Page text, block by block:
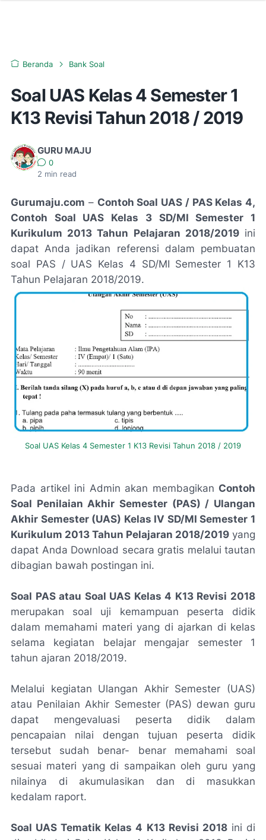
Beranda Bank Soal
Soal UAS Kelas 4 Semester 1
K13 Revisi Tahun 2018 / 2019
GURU MAJU
0
2 min read
Gurumaju.com – Contoh Soal UAS / PAS Kelas 4,
Contoh Soal UAS Kelas 3 SD/MI Semester 1
Kurikulum 2013 Tahun Pelajaran 2018/2019ini
dapat Anda jadikan referensi dalam pembuatan
soal PAS / UAS Kelas 4 SD/MI Semester 1 K13
Tahun Pelajaran 2018/2019.
Soal UAS Kelas 4 Semester 1 K13 Revisi Tahun 2018 / 2019
Pada artikel ini Admin akan membagikan Contoh
Soal Penilaian Akhir Semester (PAS) / Ulangan
Akhir Semester (UAS) Kelas IV SD/MI Semester 1
Kurikulum 2013 Tahun Pelajaran 2018/2019 yang
dapat Anda Download secara gratis melalui tautan
dibagian bawah postingan ini.
Soal PAS atau Soal UAS Kelas 4 K13 Revisi 2018
merupakan soal uji kemampuan peserta didik
dalam memahami materi yang di ajarkan di kelas
selama kegiatan belajar mengajar semester 1
tahun ajaran 2018/2019.
Melalui kegiatan Ulangan Akhir Semester (UAS)
atau Penilaian Akhir Semester (PAS) dewan guru
dapat mengevaluasi peserta didik dalam
pencapaian nilai dengan tujuan peserta didik
tersebut sudah benar- benar memahami soal
sesuai materi yang di sampaikan oleh guru yang
nilainya di akumulasikan dan di masukkan
kedalam raport.
Soal UAS Tematik Kelas 4 K13 Revisi 2018ini di